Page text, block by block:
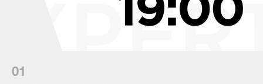
01
02
03
04
05
06
07
08
09
10